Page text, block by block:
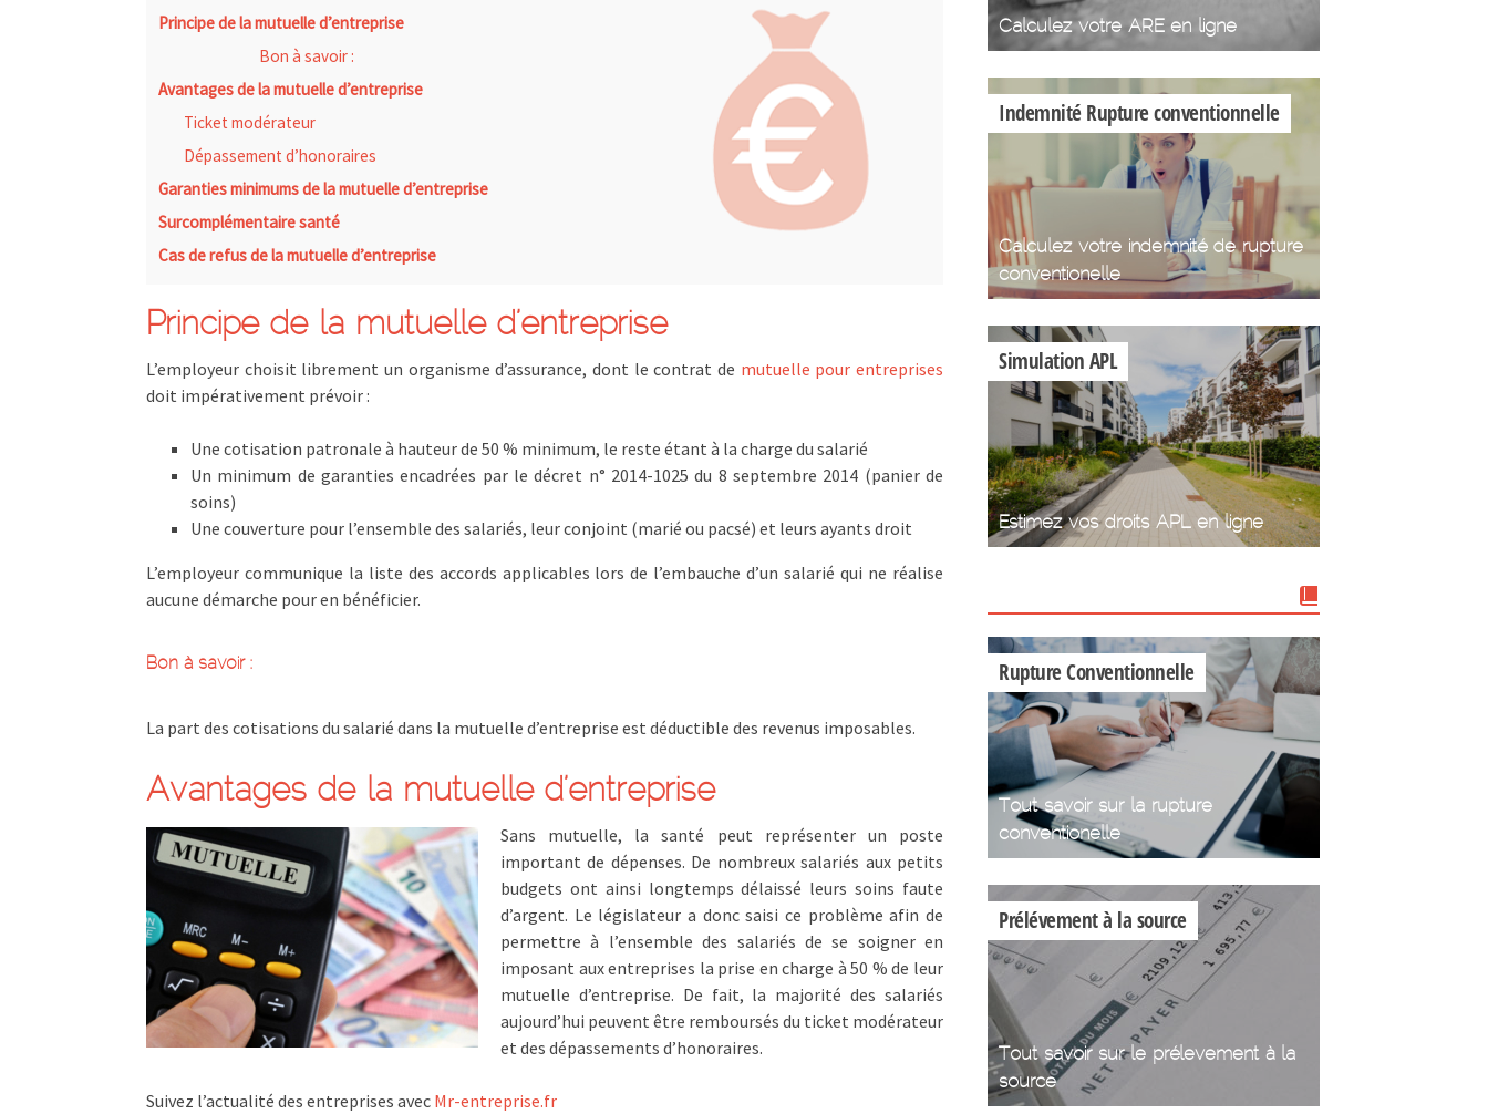
Principe de la mutuelle d’entreprise
Bon à savoir :
Avantages de la mutuelle d’entreprise
Ticket modérateur
Dépassement d’honoraires
Garanties minimums de la mutuelle d’entreprise
Surcomplémentaire santé
Cas de refus de la mutuelle d’entreprise
Principe de la mutuelle d’entreprise
L’employeur choisit librement un organisme d’assurance, dont le contrat de mutuelle pour entreprises
doit impérativement prévoir :
Une cotisation patronale à hauteur de 50 % minimum, le reste étant à la charge du salarié
Un minimum de garanties encadrées par le décret n° 2014-1025 du 8 septembre 2014 (panier de
soins)
Une couverture pour l’ensemble des salariés, leur conjoint (marié ou pacsé) et leurs ayants droit
L’employeur communique la liste des accords applicables lors de l’embauche d’un salarié qui ne réalise
aucune démarche pour en bénéficier.
Bon à savoir :
La part des cotisations du salarié dans la mutuelle d’entreprise est déductible des revenus imposables.
Avantages de la mutuelle d’entreprise
Sans mutuelle, la santé peut représenter un poste
important de dépenses. De nombreux salariés aux petits
budgets ont ainsi longtemps délaissé leurs soins faute
d’argent. Le législateur a donc saisi ce problème afin de
permettre à l’ensemble des salariés de se soigner en
imposant aux entreprises la prise en charge à 50 % de leur
mutuelle d’entreprise. De fait, la majorité des salariés
aujourd’hui peuvent être remboursés du ticket modérateur
et des dépassements d’honoraires.
Suivez l’actualité des entreprises avec Mr-entreprise.fr
Calculez votre ARE en ligne
Indemnité Rupture conventionnelle
Calculez votre indemnité de rupture
conventionelle
Simulation APL
Estimez vos droits APL en ligne
Rupture Conventionnelle
Tout savoir sur la rupture
conventionelle
Prélévement à la source
Tout savoir sur le prélevement à la
source